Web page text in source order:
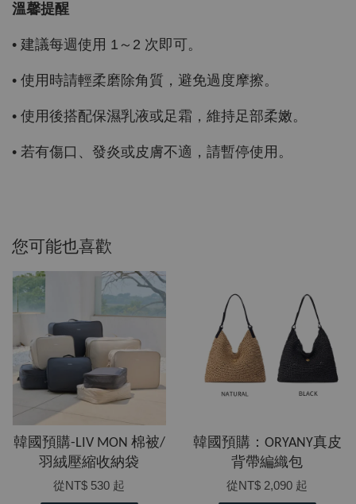
溫馨提醒
• 建議每週使用 1～2 次即可。
• 使用時請輕柔磨除角質，避免過度摩擦。
• 使用後搭配保濕乳液或足霜，維持足部柔嫩。
• 若有傷口、發炎或皮膚不適，請暫停使用。
您可能也喜歡
韓國預購-LIV MON 棉被/
羽絨壓縮收納袋
從NT$ 530 起
韓國預購：ORYANY真皮
背帶編織包
從NT$ 2,090 起